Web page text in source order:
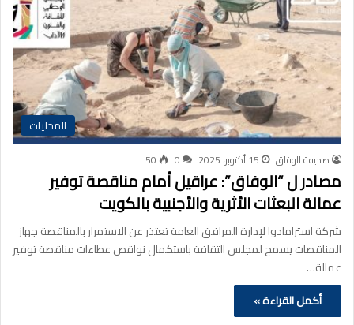
المحليات
صحيفة الوفاق 15 أكتوبر، 2025 0
50
مصادر ل “الوفاق”: عراقيل أمام مناقصة توفير
عمالة البعثات الأثرية والأجنبية بالكويت
شركة استرامادوا لإدارة المرافق العامة تعتذر عن الاستمرار بالمناقصة جهاز
المناقصات يسمح لمجلس الثقافة باستكمال نواقص عطاءات مناقصة توفير
عمالة…
أكمل القراءة »